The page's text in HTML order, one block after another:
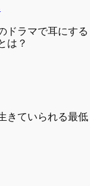
ドラマで耳にする
は？
きていられる最低